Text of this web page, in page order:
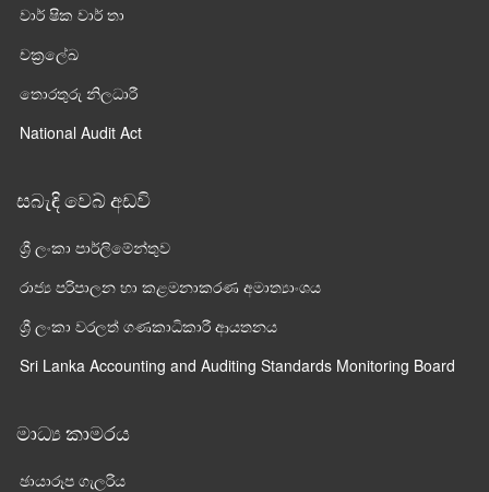
වාර් ෂික වාර් තා
චක්‍රලේඛ
තොරතුරු නිලධාරී
National Audit Act
සබැඳි වෙබ් අඩවි
ශ්‍රී ලංකා පාර්ලි‌මේන්තුව
රාජ්‍ය පරිපාලන හා කළමනාකරණ අමාත්‍යාංශය
ශ්‍රී ලංකා වරලත් ගණකාධිකාරී ආයතනය
Sri Lanka Accounting and Auditing Standards Monitoring Board
මාධ්‍ය කාමරය
ඡායාරූප ගැලරිය